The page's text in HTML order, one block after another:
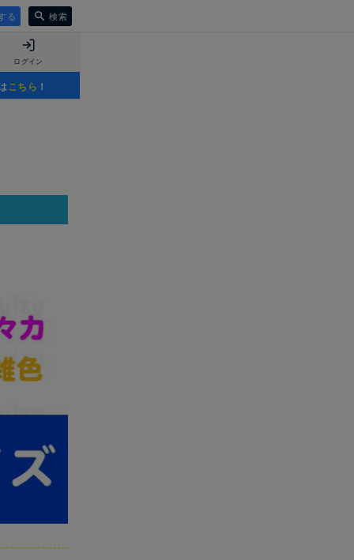
る 検索
ログイン
こちら ！